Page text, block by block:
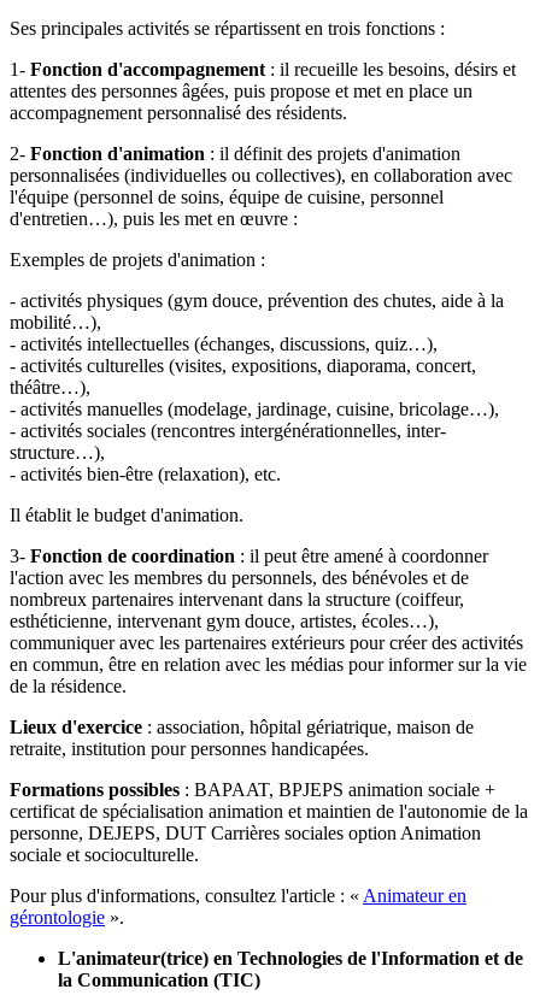
Ses principales activités se répartissent en trois fonctions :
1- Fonction d'accompagnement: il recueille les besoins, désirs et
attentes des personnes âgées, puis propose et met en place un
accompagnement personnalisé des résidents.
2- Fonction d'animation : il définit des projets d'animation
personnalisées (individuelles ou collectives), en collaboration avec
l'équipe (personnel de soins, équipe de cuisine, personnel
d'entretien…), puis les met en œuvre :
Exemples de projets d'animation :
- activités physiques (gym douce, prévention des chutes, aide à la
mobilité…),
- activités intellectuelles (échanges, discussions, quiz…),
- activités culturelles (visites, expositions, diaporama, concert,
théâtre…),
- activités manuelles (modelage, jardinage, cuisine, bricolage…),
- activités sociales (rencontres intergénérationnelles, inter-
structure…),
- activités bien-être (relaxation), etc.
Il établit le budget d'animation.
3- Fonction de coordination : il peut être amené à coordonner
l'action avec les membres du personnels, des bénévoles et de
nombreux partenaires intervenant dans la structure (coiffeur,
esthéticienne, intervenant gym douce, artistes, écoles…),
communiquer avec les partenaires extérieurs pour créer des activités
en commun, être en relation avec les médias pour informer sur la vie
de la résidence.
Lieux d'exercice : association, hôpital gériatrique, maison de
retraite, institution pour personnes handicapées.
Formations possibles : BAPAAT, BPJEPS animation sociale +
certificat de spécialisation animation et maintien de l'autonomie de la
personne, DEJEPS, DUT Carrières sociales option Animation
sociale et socioculturelle.
Pour plus d'informations, consultez l'article : « Animateur en
gérontologie ».
L'animateur(trice) en Technologies de l'Information et de
la Communication (TIC)